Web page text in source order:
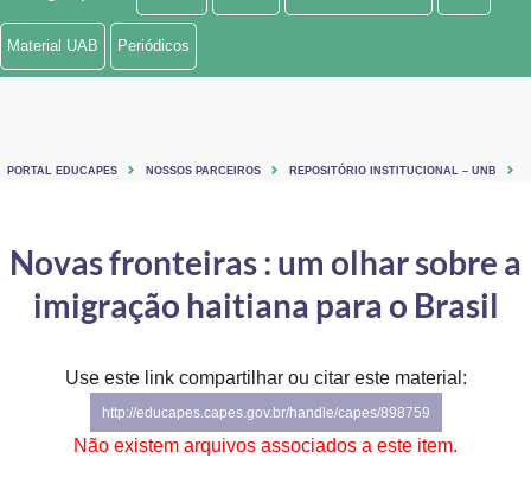
Ministério de Minas e Energia
Controladoria-Geral da União
Secretaria-Geral
Secretaria de Governo
Material UAB Periódicos
PORTAL EDUCAPES NOSSOS PARCEIROS REPOSITÓRIO INSTITUCIONAL – UNB
Novas fronteiras : um olhar sobre a
imigração haitiana para o Brasil
Use este link compartilhar ou citar este material:
http://educapes.capes.gov.br/handle/capes/898759
Não existem arquivos associados a este item.